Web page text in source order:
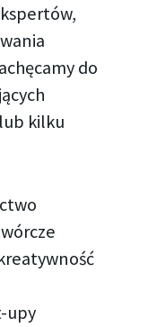
do
kilku
upy